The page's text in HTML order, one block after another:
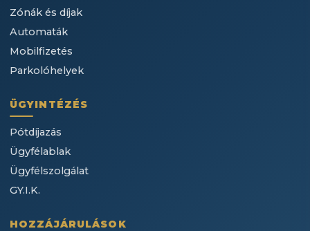
Zónák és díjak
Automaták
Mobilfizetés
Parkolóhelyek
ÜGYINTÉZÉS
Pótdíjazás
Ügyfélablak
Ügyfélszolgálat
GY.I.K.
HOZZÁJÁRULÁSOK